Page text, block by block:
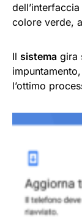
colore verde,
Il sistema gira
l’ottimo